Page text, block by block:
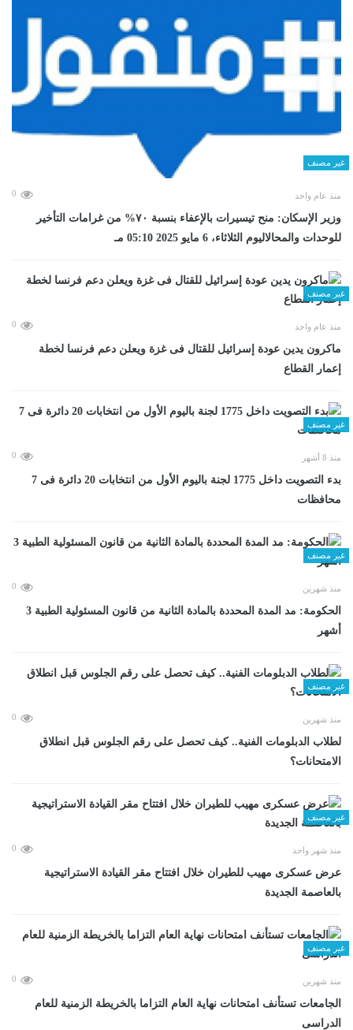
غير مصنف
منذ عام واحد 0
وزير الإسكان: منح تيسيرات بالإعفاء بنسبة ٧٠% من غرامات التأخير
للوحدات والمحالاليوم الثلاثاء، 6 مايو 2025 05:10 مـ
غير مصنف
منذ عام واحد 0
ماكرون يدين عودة إسرائيل للقتال فى غزة ويعلن دعم فرنسا لخطة
إعمار القطاع
غير مصنف
منذ 8 أشهر 0
بدء التصويت داخل 1775 لجنة باليوم الأول من انتخابات 20 دائرة فى 7
محافظات
غير مصنف
منذ شهرين 0
الحكومة: مد المدة المحددة بالمادة الثانية من قانون المسئولية الطبية 3
أشهر
غير مصنف
منذ شهرين 0
لطلاب الدبلومات الفنية.. كيف تحصل على رقم الجلوس قبل انطلاق
الامتحانات؟
غير مصنف
منذ شهر واحد 0
عرض عسكرى مهيب للطيران خلال افتتاح مقر القيادة الاستراتيجية
بالعاصمة الجديدة
غير مصنف
منذ شهرين 0
الجامعات تستأنف امتحانات نهاية العام التزاما بالخريطة الزمنية للعام
الدراسى